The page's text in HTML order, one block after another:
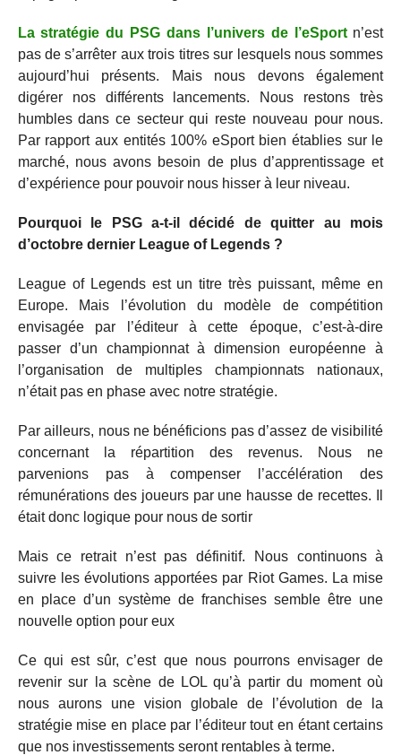
La stratégie du PSG dans l’univers de l’eSportn’est
pas de s’arrêter aux trois titres sur lesquels nous sommes
aujourd’hui présents. Mais nous devons également
digérer nos différents lancements. Nous restons très
humbles dans ce secteur qui reste nouveau pour nous.
Par rapport aux entités 100% eSport bien établies sur le
marché, nous avons besoin de plus d’apprentissage et
d’expérience pour pouvoir nous hisser à leur niveau.
Pourquoi le PSG a-t-il décidé de quitter au mois
d’octobre dernier League of Legends ?
League of Legends est un titre très puissant, même en
Europe. Mais l’évolution du modèle de compétition
envisagée par l’éditeur à cette époque, c’est-à-dire
passer d’un championnat à dimension européenne à
l’organisation de multiples championnats nationaux,
n’était pas en phase avec notre stratégie.
Par ailleurs, nous ne bénéficions pas d’assez de visibilité
concernant la répartition des revenus. Nous ne
parvenions pas à compenser l’accélération des
rémunérations des joueurs par une hausse de recettes. Il
était donc logique pour nous de sortir
Mais ce retrait n’est pas définitif. Nous continuons à
suivre les évolutions apportées par Riot Games. La mise
en place d’un système de franchises semble être une
nouvelle option pour eux
Ce qui est sûr, c’est que nous pourrons envisager de
revenir sur la scène de LOL qu’à partir du moment où
nous aurons une vision globale de l’évolution de la
stratégie mise en place par l’éditeur tout en étant certains
que nos investissements seront rentables à terme.